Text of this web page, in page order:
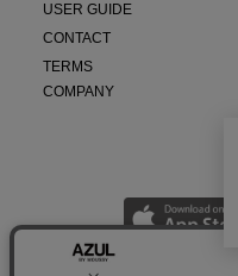
USER GUIDE
CONTACT
TERMS
COMPANY